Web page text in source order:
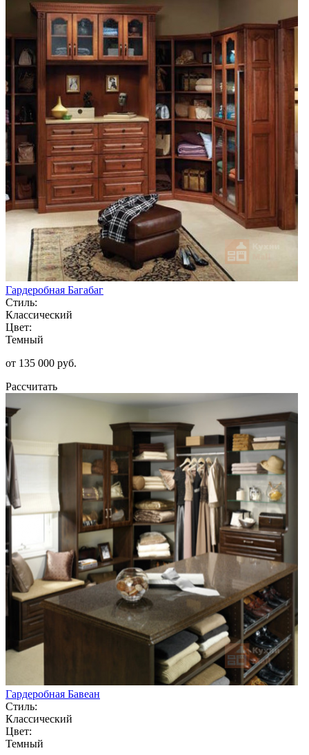
Гардеробная Багабаг
Стиль:
Классический
Цвет:
Темный
от 135 000 руб.
Рассчитать
Гардеробная Бавеан
Стиль:
Классический
Цвет:
Темный